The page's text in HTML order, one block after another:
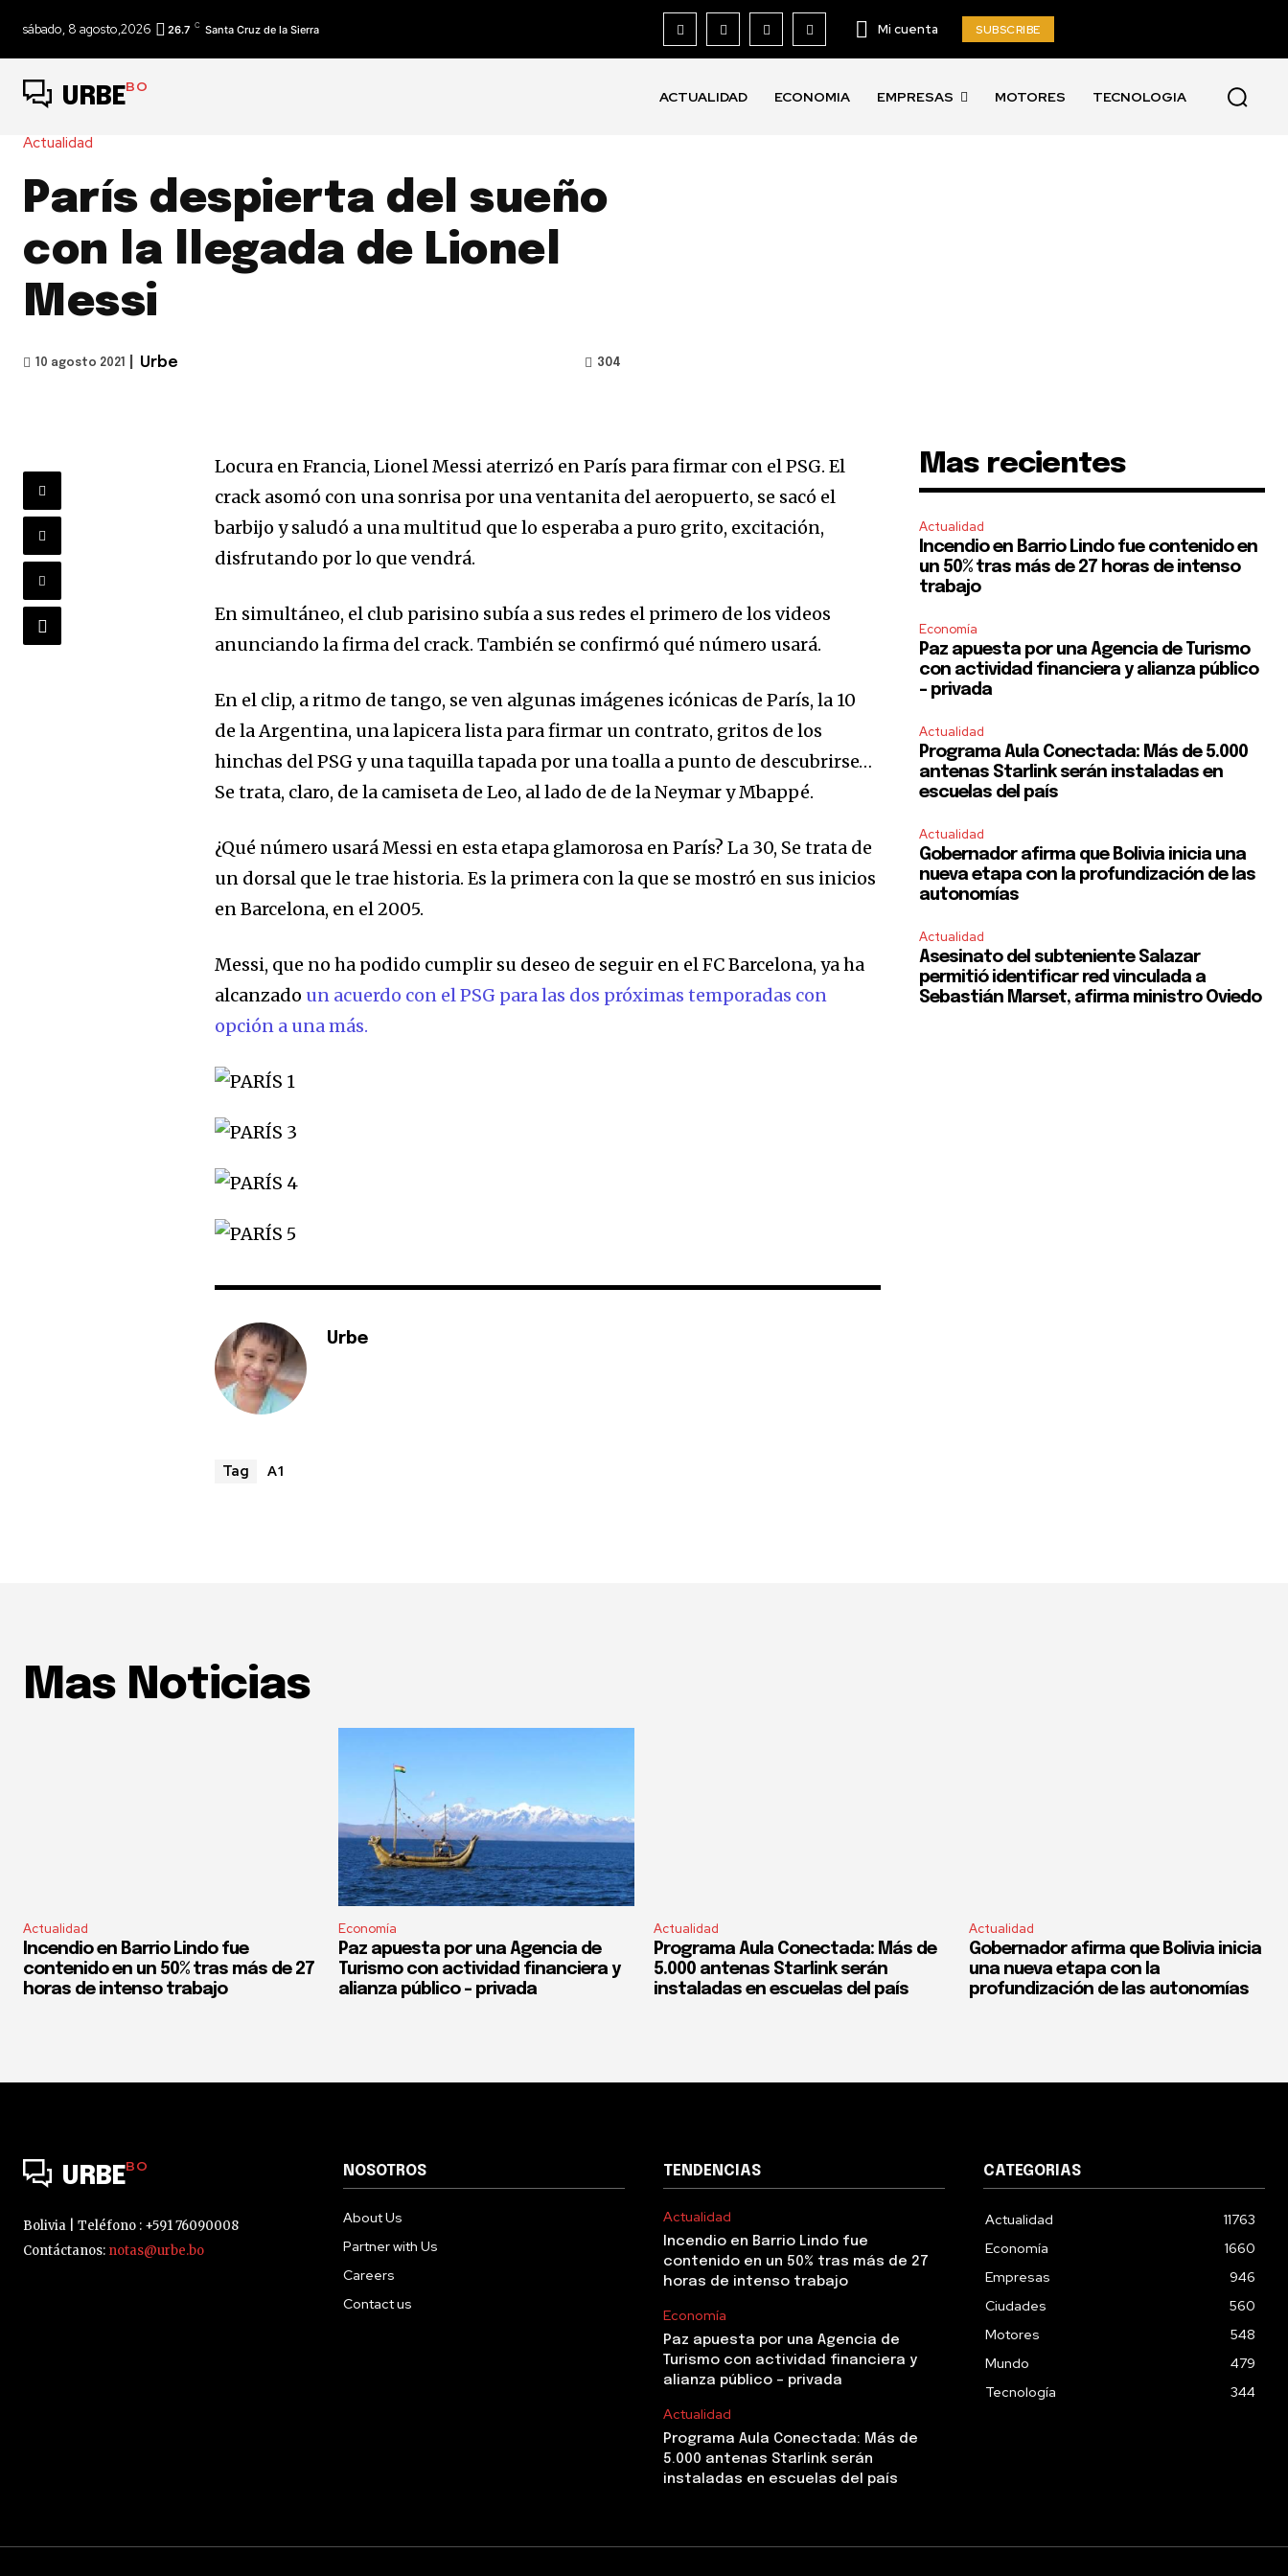
sábado, 8 agosto,2026 26.7 C Santa Cruz de la Sierra Mi cuenta SUBSCRIBE
URBEBO
ACTUALIDAD ECONOMIA EMPRESAS MOTORES TECNOLOGIA
Actualidad
París despierta del sueño
con la llegada de Lionel
Messi
10 agosto 2021 Urbe 304
Locura en Francia, Lionel Messi aterrizó en París para firmar con el PSG. El
crack asomó con una sonrisa por una ventanita del aeropuerto, se sacó el
barbijo y saludó a una multitud que lo esperaba a puro grito, excitación,
disfrutando por lo que vendrá.
En simultáneo, el club parisino subía a sus redes el primero de los videos
anunciando la firma del crack. También se confirmó qué número usará.
En el clip, a ritmo de tango, se ven algunas imágenes icónicas de París, la 10
de la Argentina, una lapicera lista para firmar un contrato, gritos de los
hinchas del PSG y una taquilla tapada por una toalla a punto de descubrirse…
Se trata, claro, de la camiseta de Leo, al lado de de la Neymar y Mbappé.
¿Qué número usará Messi en esta etapa glamorosa en París? La 30, Se trata de
un dorsal que le trae historia. Es la primera con la que se mostró en sus inicios
en Barcelona, en el 2005.
Messi, que no ha podido cumplir su deseo de seguir en el FC Barcelona, ya ha
alcanzado un acuerdo con el PSG para las dos próximas temporadas con
opción a una más.
Urbe
Tag A1
Mas recientes
Actualidad
Incendio en Barrio Lindo fue contenido en
un 50% tras más de 27 horas de intenso
trabajo
Economía
Paz apuesta por una Agencia de Turismo
con actividad financiera y alianza público
– privada
Actualidad
Programa Aula Conectada: Más de 5.000
antenas Starlink serán instaladas en
escuelas del país
Actualidad
Gobernador afirma que Bolivia inicia una
nueva etapa con la profundización de las
autonomías
Actualidad
Asesinato del subteniente Salazar
permitió identificar red vinculada a
Sebastián Marset, afirma ministro Oviedo
Mas Noticias
Actualidad
Incendio en Barrio Lindo fue
contenido en un 50% tras más de 27
horas de intenso trabajo
Economía
Paz apuesta por una Agencia de
Turismo con actividad financiera y
alianza público – privada
Actualidad
Programa Aula Conectada: Más de
5.000 antenas Starlink serán
instaladas en escuelas del país
Actualidad
Gobernador afirma que Bolivia inicia
una nueva etapa con la
profundización de las autonomías
URBEBO
Bolivia | Teléfono : +591 76090008
Contáctanos: notas@urbe.bo
NOSOTROS
About Us
Partner with Us
Careers
Contact us
TENDENCIAS
Actualidad
Incendio en Barrio Lindo fue
contenido en un 50% tras más de 27
horas de intenso trabajo
Economía
Paz apuesta por una Agencia de
Turismo con actividad financiera y
alianza público – privada
Actualidad
Programa Aula Conectada: Más de
5.000 antenas Starlink serán
instaladas en escuelas del país
CATEGORIAS
Actualidad
11763
Economía
1660
Empresas
946
Ciudades
560
Motores
548
Mundo
479
Tecnología
344